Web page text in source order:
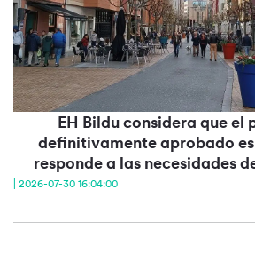
EH Bildu considera que el
definitivamente aprobado
responde a las necesidades
| 2026-07-30 16:04:00